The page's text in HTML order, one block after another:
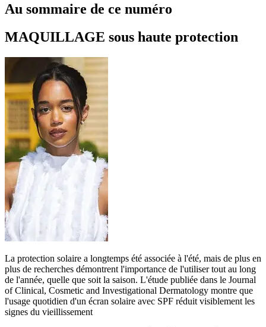
Au sommaire de ce numéro
MAQUILLAGE sous haute protection
La protection solaire a longtemps été associée à l'été, mais de plus en
plus de recherches démontrent l'importance de l'utiliser tout au long
de l'année, quelle que soit la saison. L'étude publiée dans le Journal
of Clinical, Cosmetic and Investigational Dermatology montre que
l'usage quotidien d'un écran solaire avec SPF réduit visiblement les
signes du vieillissement